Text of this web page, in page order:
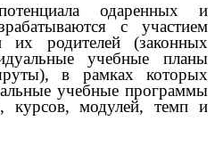
одаренных и
с участием
родителей (законных
учебные планы
в рамках которых
учебные программы
курсов, модулей, темп и